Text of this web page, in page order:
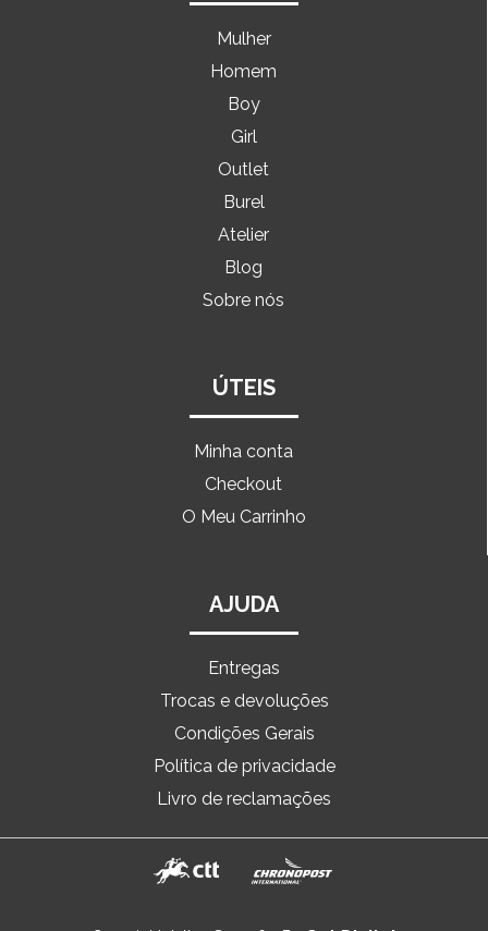
Mulher
Homem
Boy
Girl
Outlet
Burel
Atelier
Blog
Sobre nós
ÚTEIS
Minha conta
Checkout
O Meu Carrinho
AJUDA
Entregas
Trocas e devoluções
Condições Gerais
Política de privacidade
Livro de reclamações